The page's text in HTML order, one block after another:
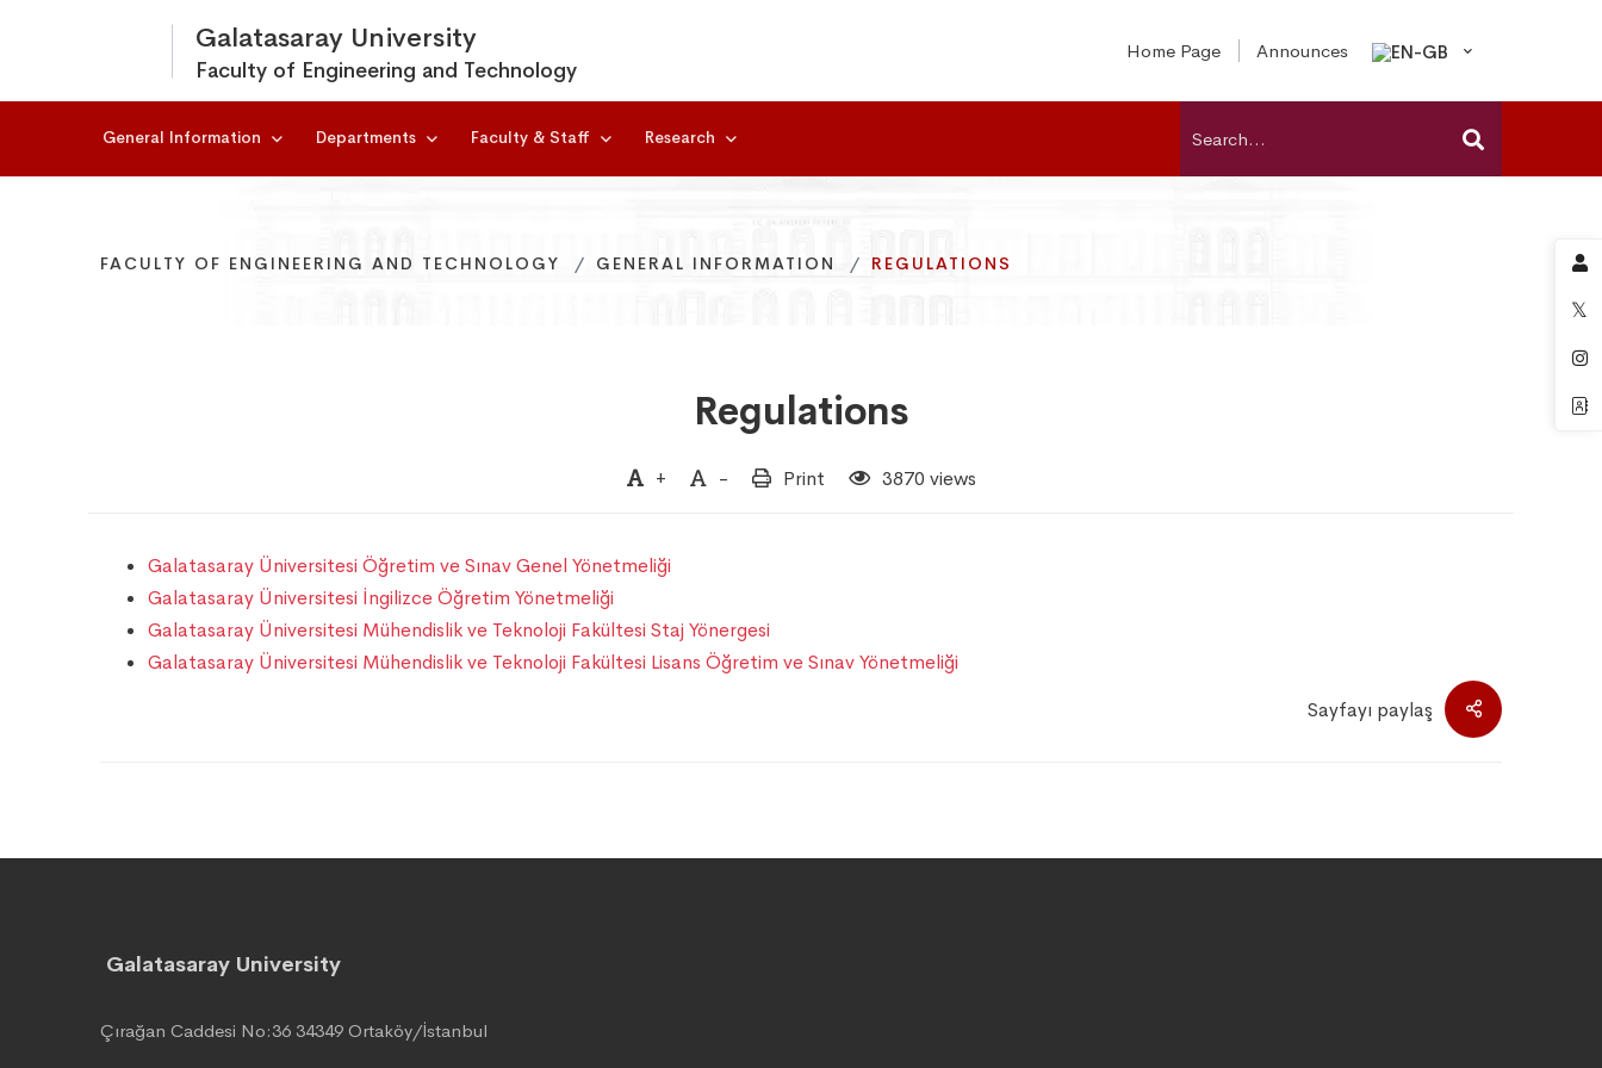
Galatasaray University
Faculty of Engineering and Technology
Home Page Announces
General Information Departments Faculty & Staff Research
FACULTY OF ENGINEERING AND TECHNOLOGY GENERAL INFORMATION REGULATIONS
FACULTY OF ENGINEERING AND TECHNOLOGY GENERAL INFORMATION REGULATIONS
FACULTY OF ENGINEERING AND TECHNOLOGY GENERAL INFORMATION REGULATIONS
Regulations
+ - Print 3870 views
Galatasaray Üniversitesi Öğretim ve Sınav Genel Yönetmeliği
Galatasaray Üniversitesi İngilizce Öğretim Yönetmeliği
Galatasaray Üniversitesi Mühendislik ve Teknoloji Fakültesi Staj Yönergesi
Galatasaray Üniversitesi Mühendislik ve Teknoloji Fakültesi Lisans Öğretim ve Sınav Yönetmeliği
Sayfayı paylaş
Galatasaray University
Çırağan Caddesi No:36 34349 Ortaköy/İstanbul